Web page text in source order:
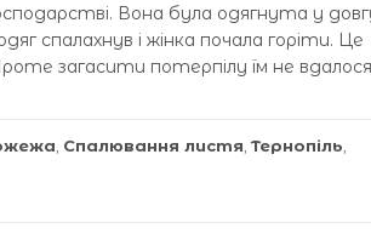
Вона була одягнута у
спалахнув і жінка почала горіти. Це
загасити потерпілу їм не вдалося
Спалювання листя Тернопіль